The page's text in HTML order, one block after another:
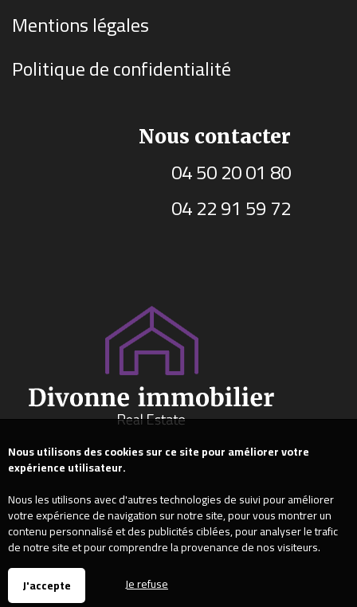
Mentions légales
Politique de confidentialité
Nous contacter
04 50 20 01 80
04 22 91 59 72
Nous utilisons des cookies sur ce site pour améliorer votre
expérience utilisateur.
Nous les utilisons avec d'autres technologies de suivi pour améliorer
votre expérience de navigation sur notre site, pour vous montrer un
contenu personnalisé et des publicités ciblées, pour analyser le trafic
de notre site et pour comprendre la provenance de nos visiteurs.
J'accepte
Je refuse